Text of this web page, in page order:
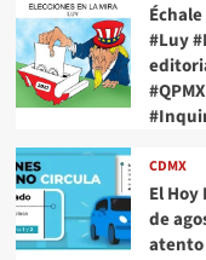
#Luy
CDMX
El
de
atento